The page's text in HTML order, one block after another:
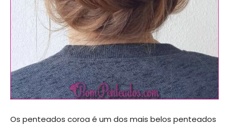
Os penteados coroa é um dos mais belos penteados